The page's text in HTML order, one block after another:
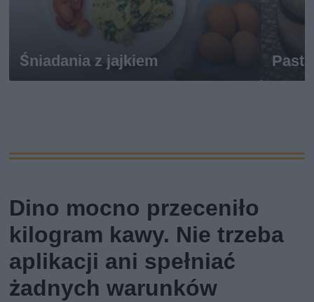
Śniadania z jajkiem
Dino mocno przeceniło
kilogram kawy. Nie trzeba
aplikacji ani spełniać
żadnych warunków